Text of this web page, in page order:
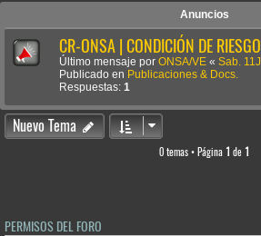
Anuncios
CR-ONSA | CONDICIÓN DE
Último mensaje por ONSA/VE « Sab.
Publicado en Publicaciones & Docs.
Respuestas: 1
Nuevo Tema
0 temas • Página 1 de 1
PERMISOS DEL FORO